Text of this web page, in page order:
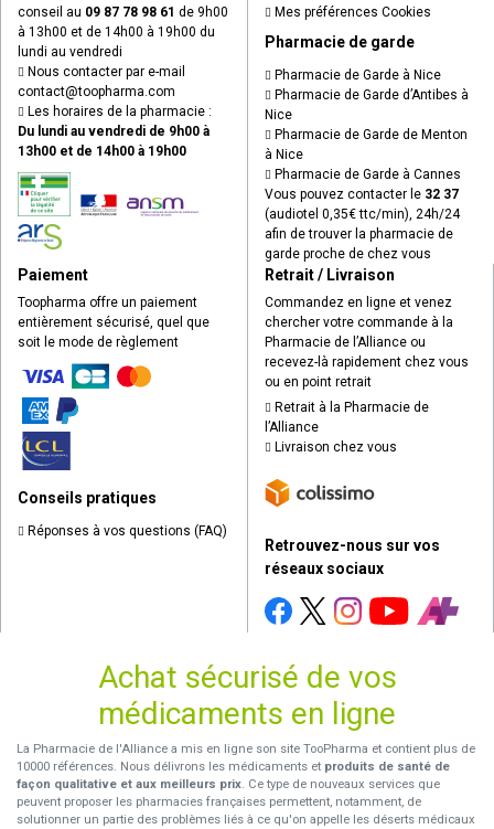
conseil au 09 87 78 98 61 de 9h00
à 13h00 et de 14h00 à 19h00 du
lundi au vendredi
Nous contacter par e-mail
contact@toopharma.com
Les horaires de la pharmacie :
Du lundi au vendredi de 9h00 à
13h00 et de 14h00 à 19h00
Mes préférences Cookies
Pharmacie de garde
Pharmacie de Garde à Nice
Pharmacie de Garde d’Antibes à
Nice
Pharmacie de Garde de Menton
à Nice
Pharmacie de Garde à Cannes
Vous pouvez contacter le 32 37
(audiotel 0,35€ ttc/min), 24h/24
afin de trouver la pharmacie de
garde proche de chez vous
Paiement
Toopharma offre un paiement
entièrement sécurisé, quel que
soit le mode de règlement
Conseils pratiques
Réponses à vos questions (FAQ)
Retrait / Livraison
Commandez en ligne et venez
chercher votre commande à la
Pharmacie de l’Alliance ou
recevez-là rapidement chez vous
ou en point retrait
Retrait à la Pharmacie de
l’Alliance
Livraison chez vous
Retrouvez-nous sur vos
réseaux sociaux
Achat sécurisé de vos
médicaments en ligne
La Pharmacie de l'Alliance a mis en ligne son site TooPharma et contient plus de
10000 références. Nous délivrons les médicaments et produits de santé de
façon qualitative et aux meilleurs prix. Ce type de nouveaux services que
peuvent proposer les pharmacies françaises permettent, notamment, de
solutionner un partie des problèmes liés à ce qu'on appelle les déserts médicaux